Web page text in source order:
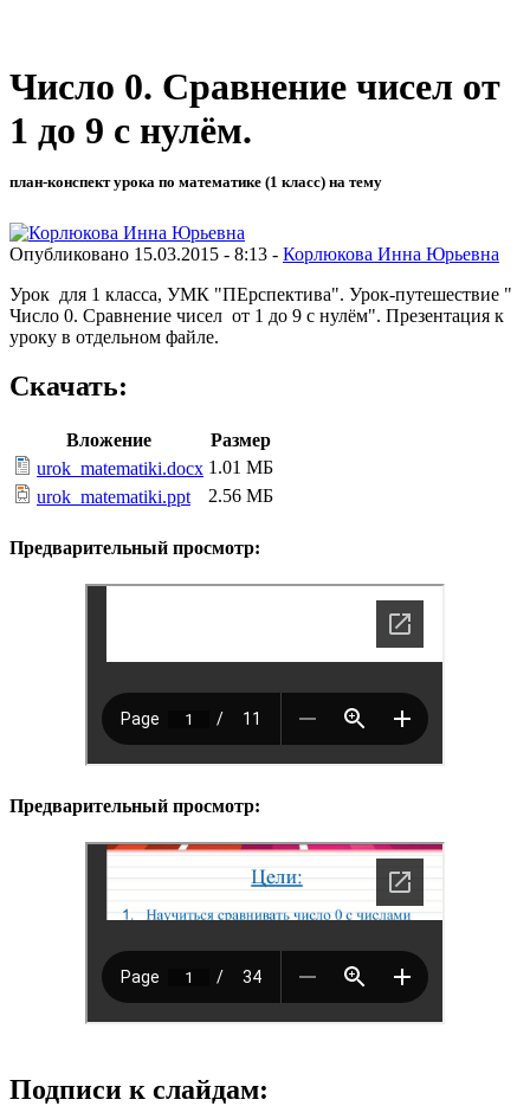
Число 0. Сравнение чисел от
1 до 9 с нулём.
план-конспект урока по математике (1 класс) на тему
Опубликовано 15.03.2015 - 8:13 - Корлюкова Инна Юрьевна
Урок для 1 класса, УМК "ПЕрспектива". Урок-путешествие "
Число 0. Сравнение чисел от 1 до 9 с нулём". Презентация к
уроку в отдельном файле.
Скачать:
Вложение
Размер
urok_matematiki.docx 1.01 МБ
urok_matematiki.ppt
2.56 МБ
Предварительный просмотр:
Предварительный просмотр:
Подписи к слайдам: